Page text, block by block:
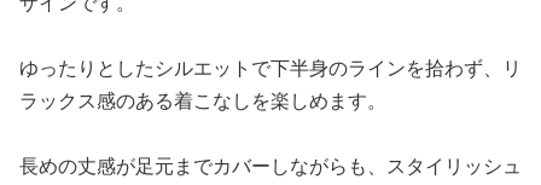
ゆったりとしたシルエットで下半身のラインを拾わず、リ
ラックス感のある着こなしを楽しめます。
長めの丈感が足元までカバーしながらも、スタイリッシュ